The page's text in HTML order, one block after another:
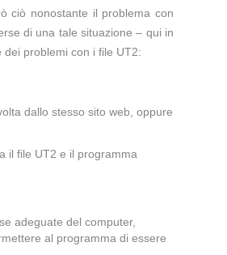
ciò nonostante il problema con
di una tale situazione – qui in
problemi con i file UT2:
dallo stesso sito web, oppure
il file UT2 e il programma
adeguate del computer,
al programma di essere